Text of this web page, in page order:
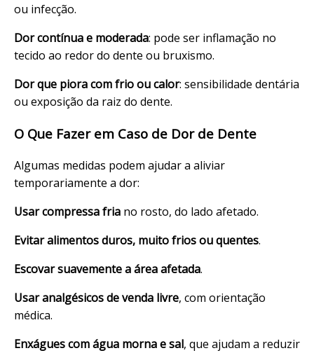
ou infecção.
Dor contínua e moderada: pode ser inflamação no
tecido ao redor do dente ou bruxismo.
Dor que piora com frio ou calor: sensibilidade dentária
ou exposição da raiz do dente.
O Que Fazer em Caso de Dor de Dente
Algumas medidas podem ajudar a aliviar
temporariamente a dor:
Usar compressa fria no rosto, do lado afetado.
Evitar alimentos duros, muito frios ou quentes.
Escovar suavemente a área afetada.
Usar analgésicos de venda livre, com orientação
médica.
Enxágues com água morna e sal, que ajudam a reduzir